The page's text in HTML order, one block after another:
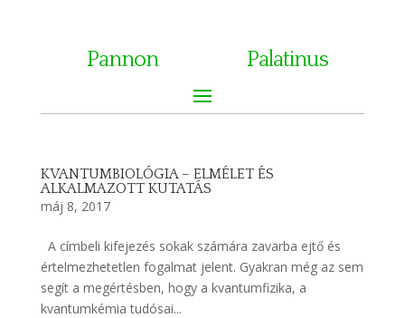
Pannon Palatinus
KVANTUMBIOLÓGIA – ELMÉLET ÉS
ALKALMAZOTT KUTATÁS
máj 8, 2017
A címbeli kifejezés sokak számára zavarba ejtő és
értelmezhetetlen fogalmat jelent. Gyakran még az sem
segít a megértésben, hogy a kvantumfizika, a
kvantumkémia tudósai...